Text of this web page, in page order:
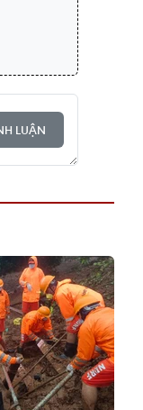
LUẬN